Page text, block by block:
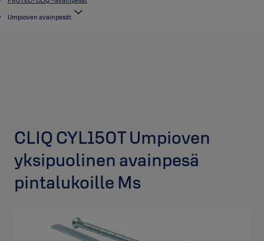
Umpioven avainpesät
CLIQ CYL150T Umpioven
yksipuolinen avainpesä
pintalukoille Ms